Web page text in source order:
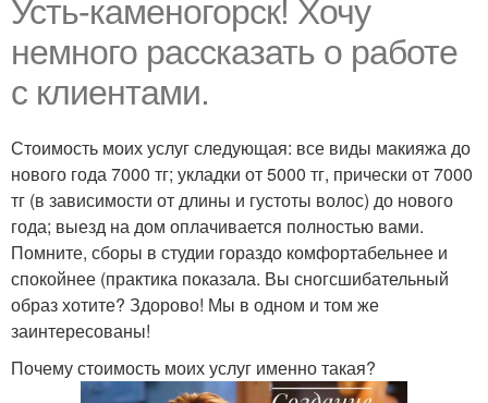
Усть-каменогорск! Хочу
немного рассказать о работе
с клиентами.
Стоимость моих услуг следующая: все виды макияжа до
нового года 7000 тг; укладки от 5000 тг, прически от 7000
тг (в зависимости от длины и густоты волос) до нового
года; выезд на дом оплачивается полностью вами.
Помните, сборы в студии гораздо комфортабельнее и
спокойнее (практика показала. Вы сногсшибательный
образ хотите? Здорово! Мы в одном и том же
заинтересованы!
Почему стоимость моих услуг именно такая?